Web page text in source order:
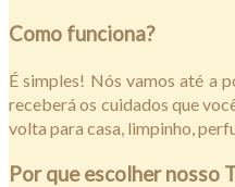
Como funciona?
É simples! Nós vamos até a
receberá os cuidados que
volta para casa, limpinho,
Por que escolher nosso